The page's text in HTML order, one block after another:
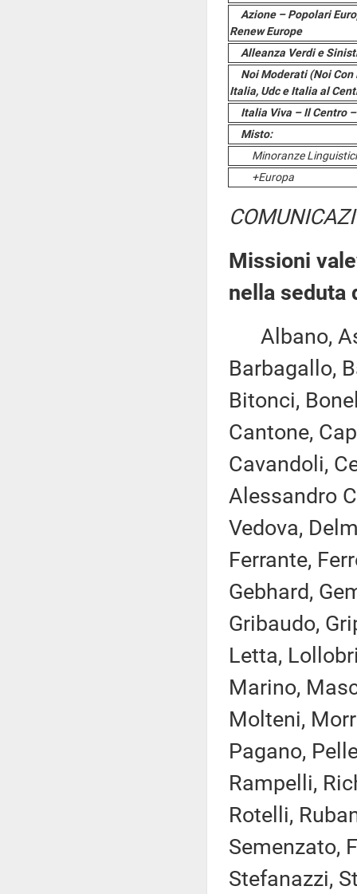
Azione – Popolari
Renew Europe
Alleanza Verdi e
Noi Moderati (Noi Con
Italia, Udc e Italia al
Italia Viva – Il Centro
Misto:
Minoranze
+Europa
Missioni
nella seduta
Albano,
Barbagallo,
Bitonci,
Cantone,
Cavandoli,
Alessandro
Vedova,
Ferrante,
Gebhard,
Gribaudo,
Letta,
Marino,
Molteni,
Pagano,
Rampelli,
Rotelli,
Semenzato,
Stefanazzi,